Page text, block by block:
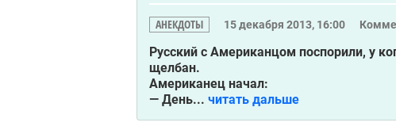
АНЕКДОТЫ 15 декабря 2013, 16:00
Русский с Американцом поспорили, у
щелбан.
Американец начал:
— День... читать дальше